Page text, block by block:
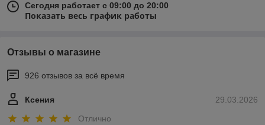
Сегодня работает с 09:00 до 20:00
Показать весь график работы
Отзывы о магазине
926 отзывов за всё время
29.03.2026
Ксения
Отлично